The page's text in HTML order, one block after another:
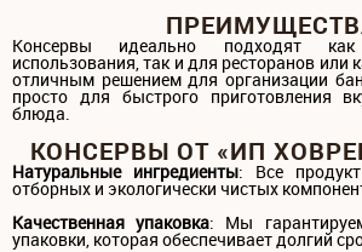
Консервы идеально подходят
использования, так и для ресторанов или
отличным решением для организации
просто для быстрого приготовления
блюда.
КОНСЕРВЫ ОТ «ИП
Натуральные ингредиенты: Все
отборных и экологически чистых
Качественная упаковка: Мы
упаковки, которая обеспечивает долгий